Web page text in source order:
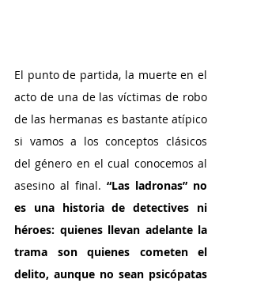
El punto de partida, la muerte en el
acto de una de las víctimas de robo
de las hermanas es bastante atípico
si vamos a los conceptos clásicos
del género en el cual conocemos al
asesino al final. “Las ladronas” no
es una historia de detectives ni
héroes: quienes llevan adelante la
trama son quienes cometen el
delito, aunque no sean psicópatas